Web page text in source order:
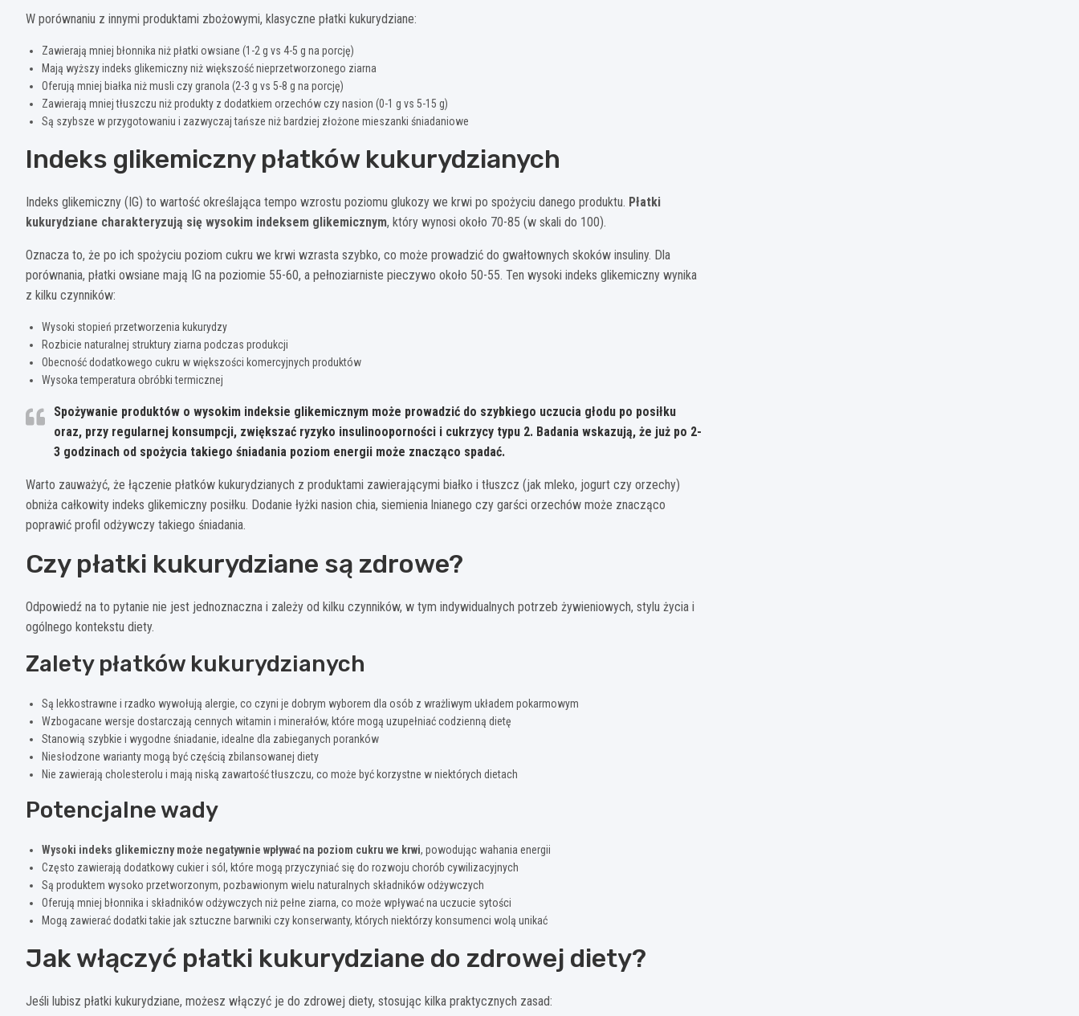
W porównaniu z innymi produktami zbożowymi, klasyczne płatki kukurydziane:
Zawierają mniej błonnika niż płatki owsiane (1-2 g vs 4-5 g na porcję)
Mają wyższy indeks glikemiczny niż większość nieprzetworzonego ziarna
Oferują mniej białka niż musli czy granola (2-3 g vs 5-8 g na porcję)
Zawierają mniej tłuszczu niż produkty z dodatkiem orzechów czy nasion (0-1 g vs 5-15 g)
Są szybsze w przygotowaniu i zazwyczaj tańsze niż bardziej złożone mieszanki śniadaniowe
Indeks glikemiczny płatków kukurydzianych
Indeks glikemiczny (IG) to wartość określająca tempo wzrostu poziomu glukozy we krwi po spożyciu danego produktu. Płatki
kukurydziane charakteryzują się wysokim indeksem glikemicznym, który wynosi około 70-85 (w skali do 100).
Oznacza to, że po ich spożyciu poziom cukru we krwi wzrasta szybko, co może prowadzić do gwałtownych skoków insuliny. Dla
porównania, płatki owsiane mają IG na poziomie 55-60, a pełnoziarniste pieczywo około 50-55. Ten wysoki indeks glikemiczny wynika
z kilku czynników:
Wysoki stopień przetworzenia kukurydzy
Rozbicie naturalnej struktury ziarna podczas produkcji
Obecność dodatkowego cukru w większości komercyjnych produktów
Wysoka temperatura obróbki termicznej
Spożywanie produktów o wysokim indeksie glikemicznym może prowadzić do szybkiego uczucia głodu po posiłku
oraz, przy regularnej konsumpcji, zwiększać ryzyko insulinooporności i cukrzycy typu 2. Badania wskazują, że już po 2-
3 godzinach od spożycia takiego śniadania poziom energii może znacząco spadać.
Warto zauważyć, że łączenie płatków kukurydzianych z produktami zawierającymi białko i tłuszcz (jak mleko, jogurt czy orzechy)
obniża całkowity indeks glikemiczny posiłku. Dodanie łyżki nasion chia, siemienia lnianego czy garści orzechów może znacząco
poprawić profil odżywczy takiego śniadania.
Czy płatki kukurydziane są zdrowe?
Odpowiedź na to pytanie nie jest jednoznaczna i zależy od kilku czynników, w tym indywidualnych potrzeb żywieniowych, stylu życia i
ogólnego kontekstu diety.
Zalety płatków kukurydzianych
Są lekkostrawne i rzadko wywołują alergie, co czyni je dobrym wyborem dla osób z wrażliwym układem pokarmowym
Wzbogacane wersje dostarczają cennych witamin i minerałów, które mogą uzupełniać codzienną dietę
Stanowią szybkie i wygodne śniadanie, idealne dla zabieganych poranków
Niesłodzone warianty mogą być częścią zbilansowanej diety
Nie zawierają cholesterolu i mają niską zawartość tłuszczu, co może być korzystne w niektórych dietach
Potencjalne wady
Wysoki indeks glikemiczny może negatywnie wpływać na poziom cukru we krwi, powodując wahania energii
Często zawierają dodatkowy cukier i sól, które mogą przyczyniać się do rozwoju chorób cywilizacyjnych
Są produktem wysoko przetworzonym, pozbawionym wielu naturalnych składników odżywczych
Oferują mniej błonnika i składników odżywczych niż pełne ziarna, co może wpływać na uczucie sytości
Mogą zawierać dodatki takie jak sztuczne barwniki czy konserwanty, których niektórzy konsumenci wolą unikać
Jak włączyć płatki kukurydziane do zdrowej diety?
Jeśli lubisz płatki kukurydziane, możesz włączyć je do zdrowej diety, stosując kilka praktycznych zasad: